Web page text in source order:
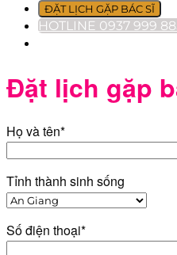
ĐẶT LỊCH GẶP BÁC SĨ
HOTLINE 0937 999
Đặt lịch gặp
Họ và tên*
Tỉnh thành sinh sống
Số điện thoại*